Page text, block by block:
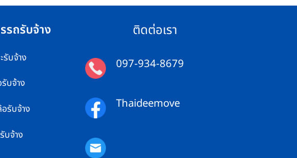
ปลอดภัย
ถึง
ไว
ปลอดภัย
ไง
ไม่
พัง
รถรับจ้าง
รับจ้าง
บจ้าง
รับจ้าง
บจ้าง
ติดต่อเรา
097-934-8679
Thaideemove